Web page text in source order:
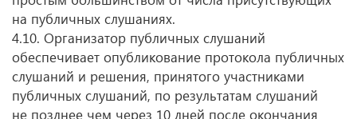
на публичных слушаниях.
4.10. Организатор публичных слушаний
обеспечивает опубликование протокола публичных
слушаний и решения, принятого участниками
публичных слушаний, по результатам слушаний
не позднее чем через 10 дней после окончания